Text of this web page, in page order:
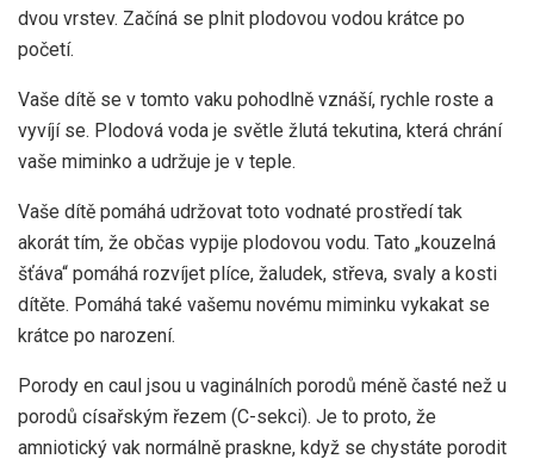
dvou vrstev. Začíná se plnit plodovou vodou krátce po
početí.
Vaše dítě se v tomto vaku pohodlně vznáší, rychle roste a
vyvíjí se. Plodová voda je světle žlutá tekutina, která chrání
vaše miminko a udržuje je v teple.
Vaše dítě pomáhá udržovat toto vodnaté prostředí tak
akorát tím, že občas vypije plodovou vodu. Tato „kouzelná
šťáva“ pomáhá rozvíjet plíce, žaludek, střeva, svaly a kosti
dítěte. Pomáhá také vašemu novému miminku vykakat se
krátce po narození.
Porody en caul jsou u vaginálních porodů méně časté než u
porodů císařským řezem (C-sekci). Je to proto, že
amniotický vak normálně praskne, když se chystáte porodit